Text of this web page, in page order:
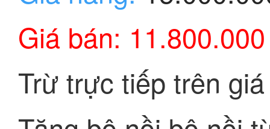
Giá bán:
Trừ trực tiếp trên